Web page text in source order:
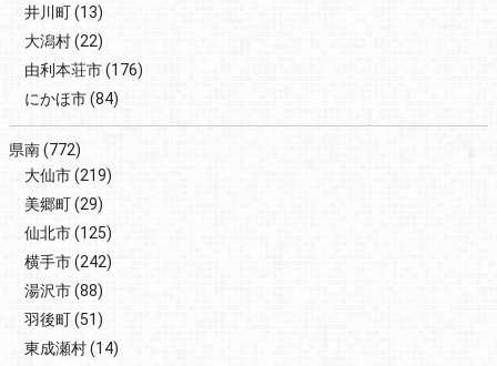
井川町(13)
大潟村(22)
由利本荘市(176)
にかほ市(84)
県南(772)
大仙市(219)
美郷町(29)
仙北市(125)
横手市(242)
湯沢市(88)
羽後町(51)
東成瀬村(14)